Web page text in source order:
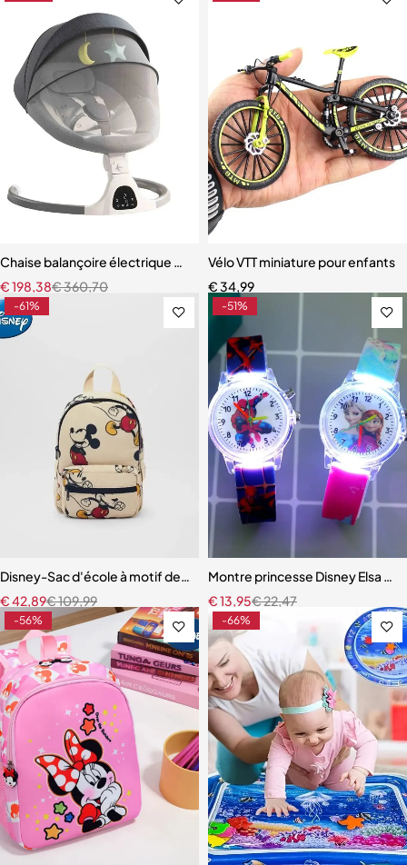
Chaise balançoire électrique de luxe pour bébé
€360,70
€198,38
Vélo VTT miniature pour enfants
€34,99
-61%
Disney-Sac d'école à motif de souris pour enfants
€109,99
€42,89
-51%
Montre princesse Disney Elsa
€22,47
€13,95
-56% -66%